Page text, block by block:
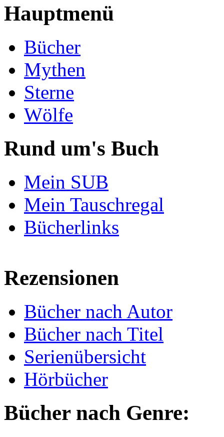
Hauptmenü
Bücher
Mythen
Sterne
Wölfe
Rund um's Buch
Mein SUB
Mein Tauschregal
Bücherlinks
Rezensionen
Bücher nach Autor
Bücher nach Titel
Serienübersicht
Hörbücher
Bücher nach Genre: